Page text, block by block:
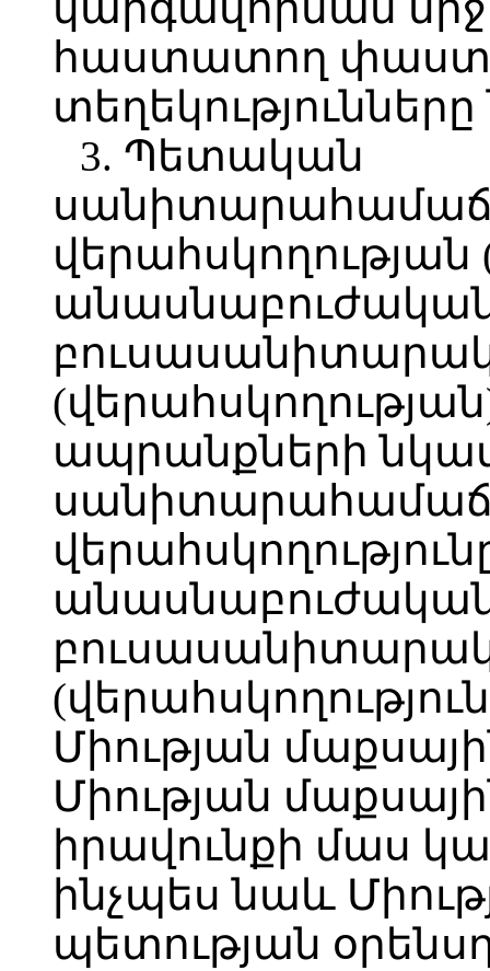
հաստատող
3. Պետական
վերահսկողության
ապրանքների
Միության
Միության
իրավունքի մաս
ինչպես նաև
պետության